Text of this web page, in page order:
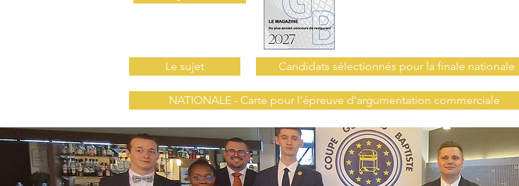
Le sujet Candidats sélectionnés pour la finale nationale
NATIONALE - Carte pour l'épreuve d'argumentation commerciale